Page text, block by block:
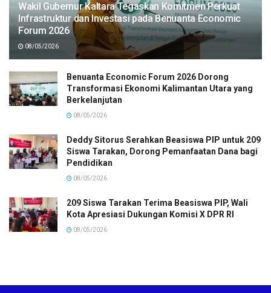
Wakil Gubernur Kaltara Tegaskan Komitmen Perkuat
Infrastruktur dan Investasi pada Benuanta Economic
Forum 2026
08/05/2026
Benuanta Economic Forum 2026 Dorong
Transformasi Ekonomi Kalimantan Utara yang
Berkelanjutan
08/05/2026
Deddy Sitorus Serahkan Beasiswa PIP untuk 209
Siswa Tarakan, Dorong Pemanfaatan Dana bagi
Pendidikan
08/05/2026
209 Siswa Tarakan Terima Beasiswa PIP, Wali
Kota Apresiasi Dukungan Komisi X DPR RI
08/05/2026